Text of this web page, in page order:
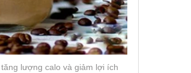
lượng calo và giảm lợi ích